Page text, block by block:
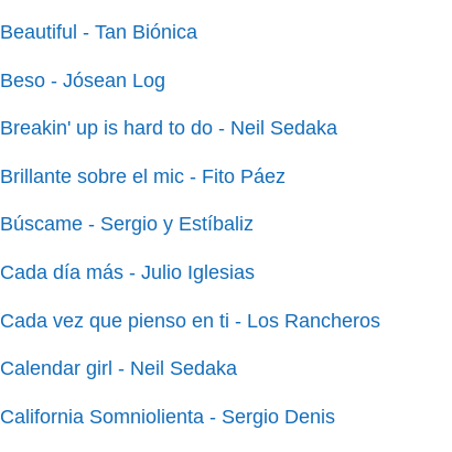
Beautiful - Tan Biónica
Beso - Jósean Log
Breakin' up is hard to do - Neil Sedaka
Brillante sobre el mic - Fito Páez
Búscame - Sergio y Estíbaliz
Cada día más - Julio Iglesias
Cada vez que pienso en ti - Los Rancheros
Calendar girl - Neil Sedaka
California Somniolienta - Sergio Denis